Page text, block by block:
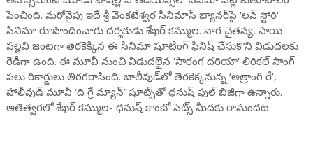
పెంచింది. మరోవైపు ఇదే శ్రీ వెంకటేశ్వర సినిమాస్‌ బ్యానర్‌పై 'లవ్ స్టోరి'
సినిమా రూపొందించారు దర్శకుడు శేఖర్ కమ్ముల. నాగ చైతన్య, సాయి
పల్లవి జంటగా తెరకెక్కిన ఈ సినిమా షూటింగ్ ఫినిష్ చేసుకొని విడుదలకు
రెడీగా ఉంది. ఈ మూవీ నుంచి విడుదలైన 'సారంగ దరియా' లిరికల్ సాంగ్
పలు రికార్డులు తిరగరాసింది. బాలీవుడ్‌లో తెరకెక్కనున్న ‘అత్రాంగి రే’,
హాలీవుడ్‌ మూవీ ‘ది గ్రే మ్యాన్‌’ షూట్స్‌తో ధనుష్‌ ఫుల్‌ బిజీగా ఉన్నారు.
అతిత్వరలో శేఖర్ కమ్ముల- ధనుష్‌ కాంబో సెట్స్ మీదకు రానుందట.